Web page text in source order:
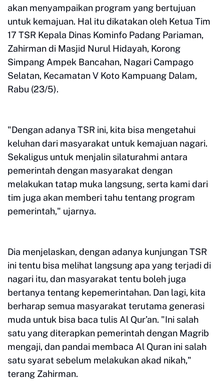
akan menyampaikan program yang bertujuan
untuk kemajuan. Hal itu dikatakan oleh Ketua Tim
17 TSR Kepala Dinas Kominfo Padang Pariaman,
Zahirman di Masjid Nurul Hidayah, Korong
Simpang Ampek Bancahan, Nagari Campago
Selatan, Kecamatan V Koto Kampuang Dalam,
Rabu (23/5).
"Dengan adanya TSR ini, kita bisa mengetahui
keluhan dari masyarakat untuk kemajuan nagari.
Sekaligus untuk menjalin silaturahmi antara
pemerintah dengan masyarakat dengan
melakukan tatap muka langsung, serta kami dari
tim juga akan memberi tahu tentang program
pemerintah," ujarnya.
Dia menjelaskan, dengan adanya kunjungan TSR
ini tentu bisa melihat langsung apa yang terjadi di
nagari itu, dan masyarakat tentu boleh juga
bertanya tentang kepemerintahan. Dan lagi, kita
berharap semua masyarakat terutama generasi
muda untuk bisa baca tulis Al Qur’an. "Ini salah
satu yang diterapkan pemerintah dengan Magrib
mengaji, dan pandai membaca Al Quran ini salah
satu syarat sebelum melakukan akad nikah,"
terang Zahirman.